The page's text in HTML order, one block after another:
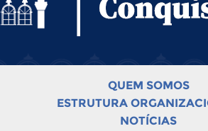
QUEM SOMOS
ESTRUTURA
NOTÍCIAS